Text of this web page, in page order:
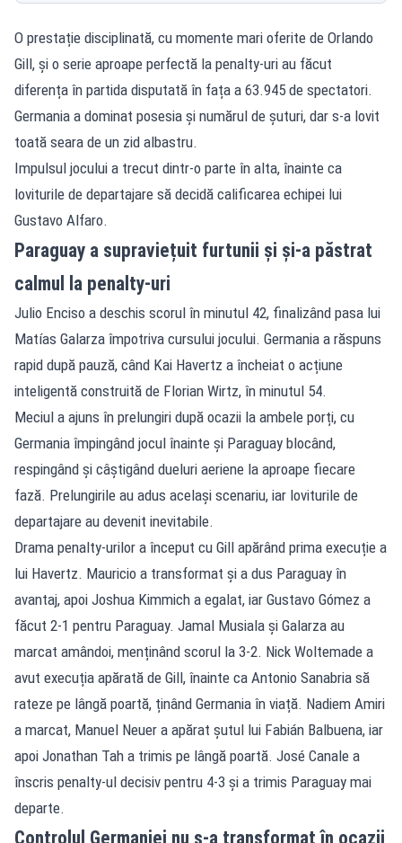
O prestație disciplinată, cu momente mari oferite de Orlando
Gill, și o serie aproape perfectă la penalty-uri au făcut
diferența în partida disputată în fața a 63.945 de spectatori.
Germania a dominat posesia și numărul de șuturi, dar s-a lovit
toată seara de un zid albastru.
Impulsul jocului a trecut dintr-o parte în alta, înainte ca
loviturile de departajare să decidă calificarea echipei lui
Gustavo Alfaro.
Paraguay a supraviețuit furtunii și și-a păstrat
calmul la penalty-uri
Julio Enciso a deschis scorul în minutul 42, finalizând pasa lui
Matías Galarza împotriva cursului jocului. Germania a răspuns
rapid după pauză, când Kai Havertz a încheiat o acțiune
inteligentă construită de Florian Wirtz, în minutul 54.
Meciul a ajuns în prelungiri după ocazii la ambele porți, cu
Germania împingând jocul înainte și Paraguay blocând,
respingând și câștigând dueluri aeriene la aproape fiecare
fază. Prelungirile au adus același scenariu, iar loviturile de
departajare au devenit inevitabile.
Drama penalty-urilor a început cu Gill apărând prima execuție a
lui Havertz. Mauricio a transformat și a dus Paraguay în
avantaj, apoi Joshua Kimmich a egalat, iar Gustavo Gómez a
făcut 2-1 pentru Paraguay. Jamal Musiala și Galarza au
marcat amândoi, menținând scorul la 3-2. Nick Woltemade a
avut execuția apărată de Gill, înainte ca Antonio Sanabria să
rateze pe lângă poartă, ținând Germania în viață. Nadiem Amiri
a marcat, Manuel Neuer a apărat șutul lui Fabián Balbuena, iar
apoi Jonathan Tah a trimis pe lângă poartă. José Canale a
înscris penalty-ul decisiv pentru 4-3 și a trimis Paraguay mai
departe.
Controlul Germaniei nu s-a transformat în ocazii